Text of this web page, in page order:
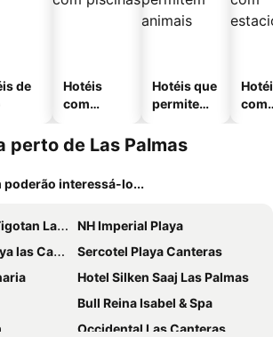
de
Hotéis
com
Hotéis que
permitem
com
perto de Las Palmas
poderão interessá-lo...
- Adults Only +16
NH Imperial Playa
Canteras
Sercotel Playa Canteras
Hotel Silken Saaj Las Palmas
Bull Reina Isabel & Spa
Occidental Las Canteras